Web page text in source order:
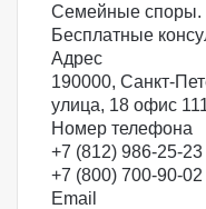
Семейные споры.
Бесплатные
Адрес
190000, Санкт-
улица, 18 офис
Номер телефона
+7 (812) 986-25-23
+7 (800) 700-90-02
Email